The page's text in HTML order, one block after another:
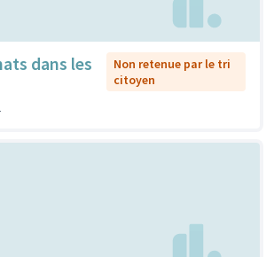
dans les
Non retenue par le tri
citoyen